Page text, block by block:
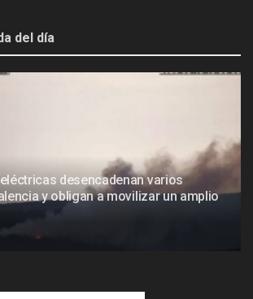
del día
desencadenan varios
y obligan a movilizar un amplio